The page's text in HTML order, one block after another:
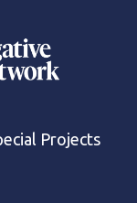
Projects